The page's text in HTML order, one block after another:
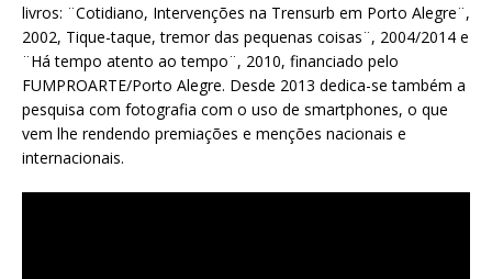
livros: ¨Cotidiano, Intervenções na Trensurb em Porto Alegre¨,
2002, Tique-taque, tremor das pequenas coisas¨, 2004/2014 e
¨Há tempo atento ao tempo¨, 2010, financiado pelo
FUMPROARTE/Porto Alegre. Desde 2013 dedica-se também a
pesquisa com fotografia com o uso de smartphones, o que
vem lhe rendendo premiações e menções nacionais e
internacionais.